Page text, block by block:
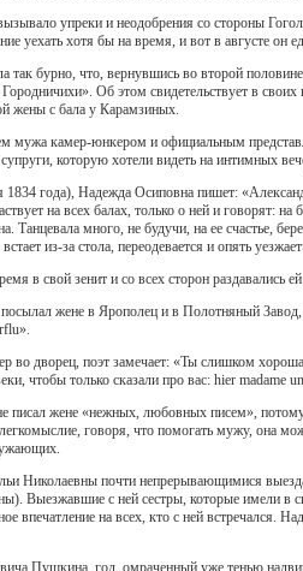
упреки и неодобрения со стороны
уехать хотя бы на время, и вот в августе
так бурно, что, вернувшись во второй
Об этом свидетельствует в
жены с бала у Карамзиных.
камер-юнкером и официальным
которую хотели видеть на интимных
1834 года), Надежда Осиповна пишет:
на всех балах, только о ней и говорят:
много, не будучи, на ее счастье,
из-за стола, переодевается и опять
в свой зенит и со всех сторон раздавались
жене в Ярополец и в Полотняный
во дворец, поэт замечает: «Ты слишком
чтобы только сказали про вас: hier madame
жене «нежных, любовных писем»,
говоря, что помогать мужу, она
Николаевны почти непрерывающимися
Выезжавшие с ней сестры, которые имели
на всех, кто с ней встречался.
Пушкина, год, омраченный уже тенью